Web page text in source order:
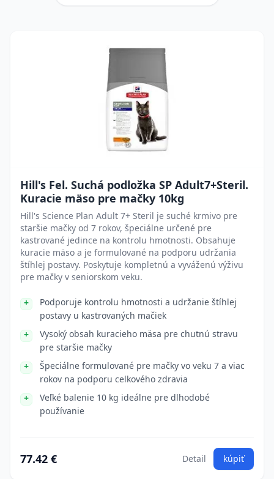
Hill's Fel. Suchá podložka SP Adult7+Steril.
Kuracie mäso pre mačky 10kg
Hill's Science Plan Adult 7+ Steril je suché krmivo pre
staršie mačky od 7 rokov, špeciálne určené pre
kastrované jedince na kontrolu hmotnosti. Obsahuje
kuracie mäso a je formulované na podporu udržania
štíhlej postavy. Poskytuje kompletnú a vyváženú výživu
pre mačky v seniorskom veku.
Podporuje kontrolu hmotnosti a udržanie štíhlej
postavy u kastrovaných mačiek
Vysoký obsah kuracieho mäsa pre chutnú stravu
pre staršie mačky
Špeciálne formulované pre mačky vo veku 7 a viac
rokov na podporu celkového zdravia
Veľké balenie 10 kg ideálne pre dlhodobé
používanie
77.42 € Detail kúpiť